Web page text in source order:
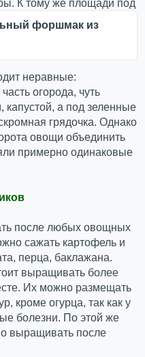
К тому же площади под
форшмак из
неравные:
огорода, чуть
а под зеленные
грядочка. Однако
овощи объединить
примерно одинаковые
после любых овощных
сажать картофель и
перца, баклажана.
выращивать более
Их можно размещать
кроме огурца, так как у
болезни. По этой же
выращивать после